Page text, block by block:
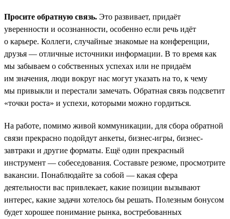
Просите обратную связь. Это развивает, придаёт
уверенности и осознанности, особенно если речь идёт
о карьере. Коллеги, случайные знакомые на конференции,
друзья — отличные источники информации. В то время как
мы забываем о собственных успехах или не придаём
им значения, люди вокруг нас могут указать на то, к чему
мы привыкли и перестали замечать. Обратная связь подсветит
«точки роста» и успехи, которыми можно гордиться.
На работе, помимо живой коммуникации, для сбора обратной
связи прекрасно подойдут анкеты, бизнес-игры, бизнес-
завтраки и другие форматы. Ещё один прекрасный
инструмент — собеседования. Составьте резюме, просмотрите
вакансии. Понаблюдайте за собой — какая сфера
деятельности вас привлекает, какие позиции вызывают
интерес, какие задачи хотелось бы решать. Полезным бонусом
будет хорошее понимание рынка, востребованных